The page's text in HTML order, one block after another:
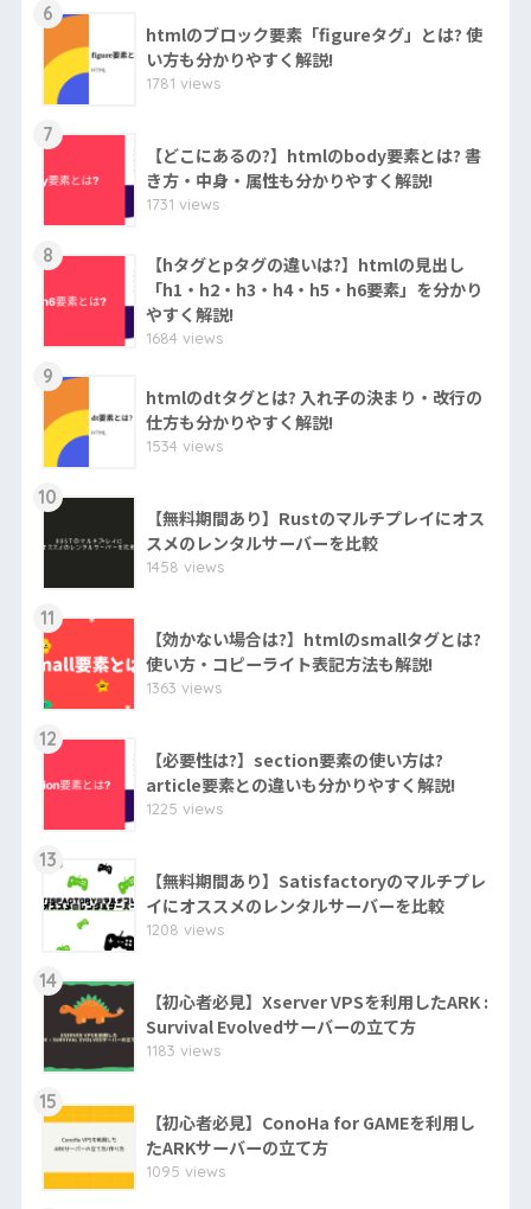
6
htmlのブロック要素「figureタグ」とは? 使
い方も分かりやすく解説!
1781 views
7
【どこにあるの?】htmlのbody要素とは? 書
き方・中身・属性も分かりやすく解説!
1731 views
8
【hタグとpタグの違いは?】htmlの見出し
「h1・h2・h3・h4・h5・h6要素」を分かり
やすく解説!
1684 views
9
htmlのdtタグとは? 入れ子の決まり・改行の
仕方も分かりやすく解説!
1534 views
10
【無料期間あり】Rustのマルチプレイにオス
スメのレンタルサーバーを比較
1458 views
11
【効かない場合は?】htmlのsmallタグとは?
使い方・コピーライト表記方法も解説!
1363 views
12
【必要性は?】section要素の使い方は?
article要素との違いも分かりやすく解説!
1225 views
13
【無料期間あり】Satisfactoryのマルチプレ
イにオススメのレンタルサーバーを比較
1208 views
14
【初心者必見】Xserver VPSを利用したARK :
Survival Evolvedサーバーの立て方
1183 views
15
【初心者必見】ConoHa for GAMEを利用し
たARKサーバーの立て方
1095 views